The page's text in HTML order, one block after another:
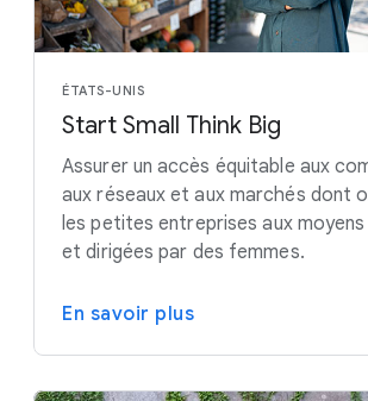
ÉTATS-UNIS
Start Small Think Big
Assurer un accès équitable aux
aux réseaux et aux marchés dont
les petites entreprises aux
et dirigées par des femmes.
En savoir plus